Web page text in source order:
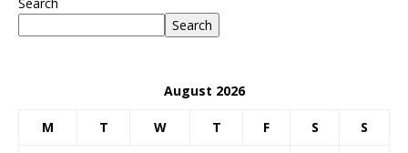
Search
Search
August 2026
M T W T F S S